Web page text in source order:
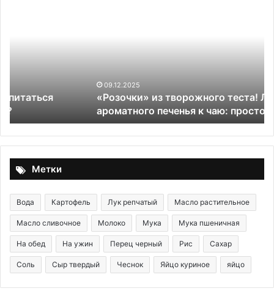
к
чаю:
просто
и
вкусно!
«Розочки» из творожного теста! Легкий рецепт
ароматного печенья к чаю: просто и вкусно!
и
Метки
Вода Картофель Лук репчатый Масло растительное
Масло сливочное Молоко Мука Мука пшеничная
На обед На ужин Перец черный Рис Сахар
Соль Сыр твердый Чеснок Яйцо куриное яйцо